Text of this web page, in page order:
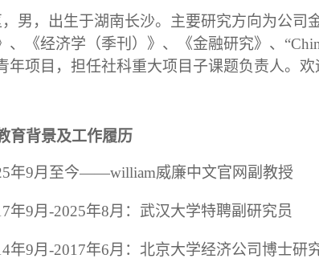
男，出生于湖南长沙。主要研究方向为公司
、《经济学（季刊）》、《金融研究》、 “
年项目，担任社科重大项目子课题负责人。
育背景及工作履历
年9月至今——william威廉中文官网副教授
年9月 -2025年8月：武汉大学特聘副研究员
年9月 -2017年6月：北京大学经济公司博士研